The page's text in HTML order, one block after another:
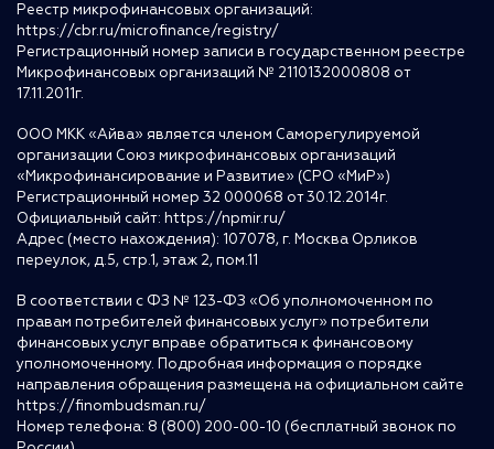
Реестр микрофинансовых организаций:
https://cbr.ru/microfinance/registry/
Регистрационный номер записи в государственном реестре
Микрофинансовых организаций № 2110132000808 от
17.11.2011г.
ООО МКК «Айва» является членом Саморегулируемой
организации Союз микрофинансовых организаций
«Микрофинансирование и Развитие» (СРО «МиР»)
Регистрационный номер 32 000068 от 30.12.2014г.
Официальный сайт: https://npmir.ru/
Адрес (место нахождения): 107078, г. Москва Орликов
переулок, д.5, стр.1, этаж 2, пом.11
В соответствии с ФЗ № 123-ФЗ «Об уполномоченном по
правам потребителей финансовых услуг» потребители
финансовых услуг вправе обратиться к финансовому
уполномоченному. Подробная информация о порядке
направления обращения размещена на официальном сайте
https://finombudsman.ru/
Номер телефона: 8 (800) 200-00-10 (бесплатный звонок по